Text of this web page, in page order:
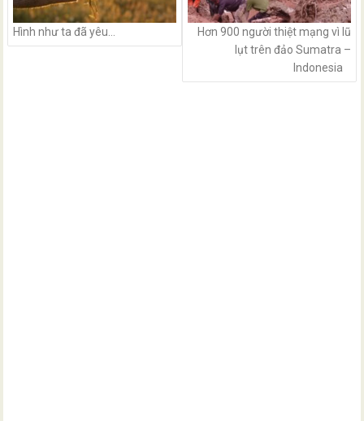
Hình như ta đã yêu…
Hơn 900 người thiệt mạng vì lũ
lụt trên đảo Sumatra –
Indonesia